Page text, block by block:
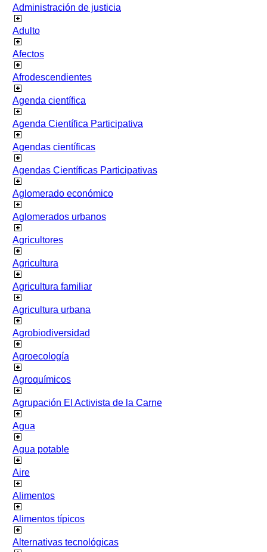
Administración de justicia
Adulto
Afectos
Afrodescendientes
Agenda científica
Agenda Científica Participativa
Agendas científicas
Agendas Científicas Participativas
Aglomerado económico
Aglomerados urbanos
Agricultores
Agricultura
Agricultura familiar
Agricultura urbana
Agrobiodiversidad
Agroecología
Agroquímicos
Agrupación El Activista de la Carne
Agua
Agua potable
Aire
Alimentos
Alimentos típicos
Alternativas tecnológicas